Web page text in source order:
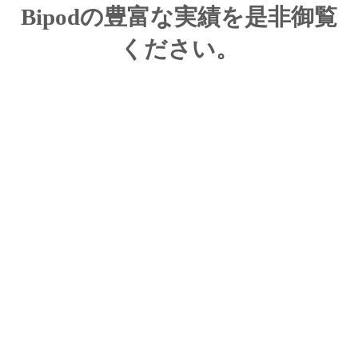
Bipodの豊富な実績を是非御覧
ください。